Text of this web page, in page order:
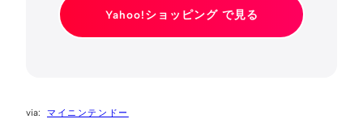
Yahoo!ショッピング で見る
マイニンテンドー